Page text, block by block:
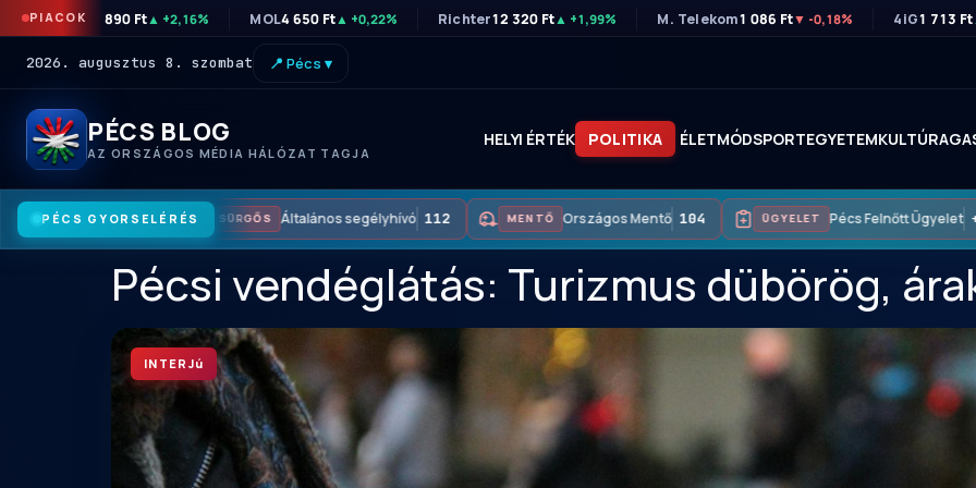
PIACOK
OTP46 890 Ft▲ +2,16% MOL4 650 Ft▲ +0,22% Richter12 320 Ft▲ +1,99% M. Telekom1 086 Ft▼ -0,18% 4iG1 713 Ft
2026. augusztus 8. szombat 📍 Pécs ▾
PÉCS BLOG
AZ ORSZÁGOS MÉDIA HÁLÓZAT TAGJA
HELYI ÉRTÉK POLITIKA ÉLETMÓDSPORTEGYETEMKULTÚRA
PÉCS GYORSELÉRÉS SÜRGŐS Általános segélyhívó 112 MENTŐ Országos Mentő 104 ÜGYELET Pécs Felnőtt Ügyelet
Pécsi vendéglátás: Turizmus dübörög,
INTERJú